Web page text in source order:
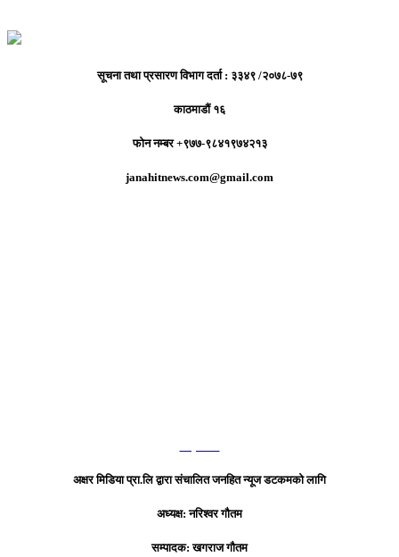
सूचना तथा प्रसारण विभाग दर्ता : ३३४९ /२०७८-७९
काठमाडौं १६
फोन नम्बर +९७७-९८४१९७४२१३
janahitnews.com@gmail.com
अक्षर मिडिया प्रा.लि द्वारा संचालित जनहित न्यूज डटकमको लागि
अध्यक्ष: नरिश्वर गौतम
सम्पादक: खगराज गौतम